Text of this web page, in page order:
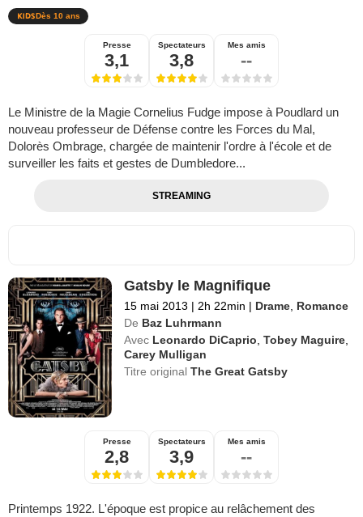
Dès 10 ans
Presse
3,1
Spectateurs
3,8
Mes amis
--
Le Ministre de la Magie Cornelius Fudge impose à Poudlard un
nouveau professeur de Défense contre les Forces du Mal,
Dolorès Ombrage, chargée de maintenir l'ordre à l'école et de
surveiller les faits et gestes de Dumbledore...
STREAMING
Gatsby le Magnifique
15 mai 2013 | 2h 22min | Drame Romance
De Baz Luhrmann
Avec Leonardo DiCaprio ,Tobey Maguire
Carey Mulligan
Titre originalThe Great Gatsby
Presse
2,8
Spectateurs
3,9
Mes amis
--
Printemps 1922. L'époque est propice au relâchement des